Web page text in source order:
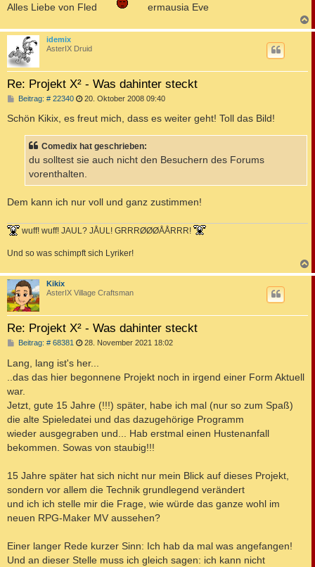
g
Alles Liebe von Fled
ermausia Eve
a
idemix
AsterIX Druid
Re: Projekt X² - Was dahinter steckt
Beitrag: # 22340B
i
r
a
20. Oktober 2008 09:40
Schön Kikix, es freut mich, dass es weiter geht! Toll das Bild!
Comedix hat geschrieben:
du solltest sie auch nicht den Besuchern des Forums
vorenthalten.
Dem kann ich nur voll und ganz zustimmen!
wuff! wuff! JAUL? JÅUL! GRRRØØØÅÅRRR!
Und so was schimpft sich Lyriker!
a
Kikix
AsterIX Village Craftsman
Re: Projekt X² - Was dahinter steckt
Beitrag: # 68381 B
i
t
r
28. November 2021 18:02
Lang, lang ist's her...
..das das hier begonnene Projekt noch in irgend einer Form Aktuell
war.
Jetzt, gute 15 Jahre (!!!) später, habe ich mal (nur so zum Spaß)
die alte Spieledatei und das dazugehörige Programm
wieder ausgegraben und... Hab erstmal einen Hustenanfall
bekommen. Sowas von staubig!!!
15 Jahre später hat sich nicht nur mein Blick auf dieses Projekt,
sondern vor allem die Technik grundlegend verändert
und ich ich stelle mir die Frage, wie würde das ganze wohl im
neuen RPG-Maker MV aussehen?
Einer langer Rede kurzer Sinn: Ich hab da mal was angefangen!
Und an dieser Stelle muss ich gleich sagen: ich kann nicht